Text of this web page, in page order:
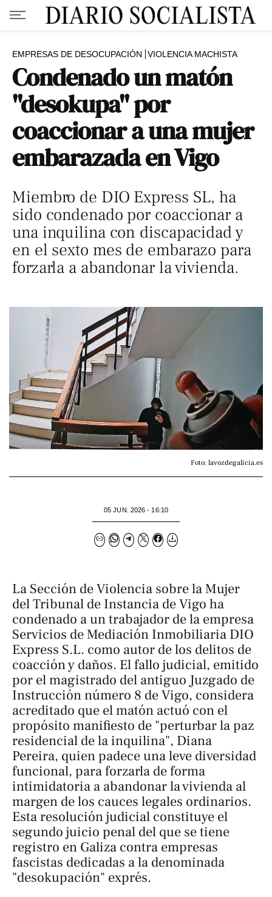
EMPRESAS DE DESOCUPACIÓN VIOLENCIA MACHISTA
Condenado un matón
"desokupa" por
coaccionar a una mujer
embarazada en Vigo
Miembro de DIO Express SL, ha
sido condenado por coaccionar a
una inquilina con discapacidad y
en el sexto mes de embarazo para
forzarla a abandonar la vivienda.
Foto: lavozdegalicia.es
05 JUN. 2026 - 16:10
La Sección de Violencia sobre la Mujer
del Tribunal de Instancia de Vigo ha
condenado a un trabajador de la empresa
Servicios de Mediación Inmobiliaria DIO
Express S.L. como autor de los delitos de
coacción y daños. El fallo judicial, emitido
por el magistrado del antiguo Juzgado de
Instrucción número 8 de Vigo, considera
acreditado que el matón actuó con el
propósito manifiesto de "perturbar la paz
residencial de la inquilina", Diana
Pereira, quien padece una leve diversidad
funcional, para forzarla de forma
intimidatoria a abandonar la vivienda al
margen de los cauces legales ordinarios.
Esta resolución judicial constituye el
segundo juicio penal del que se tiene
registro en Galiza contra empresas
fascistas dedicadas a la denominada
"desokupación" exprés.